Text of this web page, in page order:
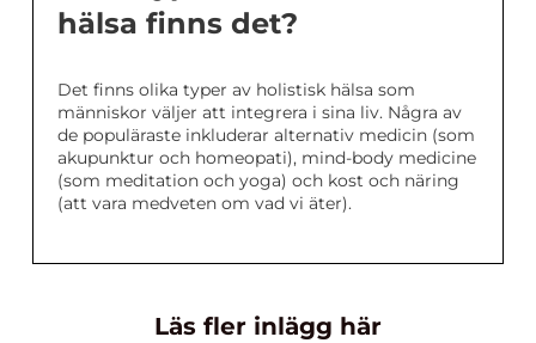
hälsa finns det?
Det finns olika typer av holistisk hälsa som
människor väljer att integrera i sina liv. Några av
de populäraste inkluderar alternativ medicin (som
akupunktur och homeopati), mind-body medicine
(som meditation och yoga) och kost och näring
(att vara medveten om vad vi äter).
Läs fler inlägg här